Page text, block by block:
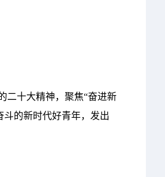
二十大精神，聚焦“奋进新
的新时代好青年，发出